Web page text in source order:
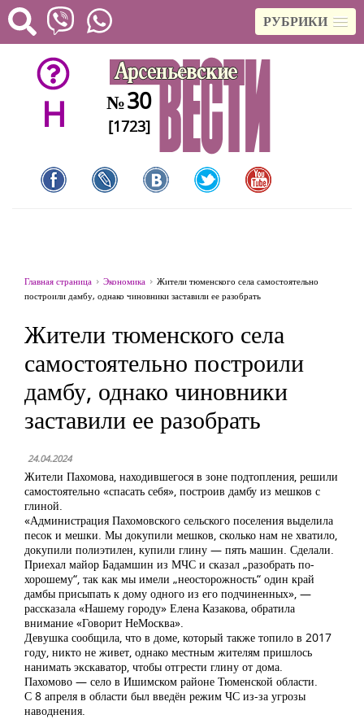
РУБРИКИ
H №30
[1723]
Главная страница Экономика
Жители тюменского села самостоятельно
построили дамбу, однако чиновники заставили ее разобрать
Жители тюменского села
самостоятельно построили
дамбу, однако чиновники
заставили ее разобрать
24.04.2024
Жители Пахомова, находившегося в зоне подтопления, решили
самостоятельно «спасать себя», построив дамбу из мешков с
глиной.
«Администрация Пахомовского сельского поселения выделила
песок и мешки. Мы докупили мешков, сколько нам не хватило,
докупили полиэтилен, купили глину — пять машин. Сделали.
Приехал майор Бадамшин из МЧС и сказал „разобрать по-
хорошему“, так как мы имели „неосторожность“ один край
дамбы присыпать к дому одного из его подчиненных», —
рассказала «Нашему городу» Елена Казакова, обратила
внимание «Говорит НеМосква».
Девушка сообщила, что в доме, который также топило в 2017
году, никто не живет, однако местным жителям пришлось
нанимать экскаватор, чтобы отгрести глину от дома.
Пахомово — село в Ишимском районе Тюменской области.
С 8 апреля в области был введён режим ЧС из-за угрозы
наводнения.